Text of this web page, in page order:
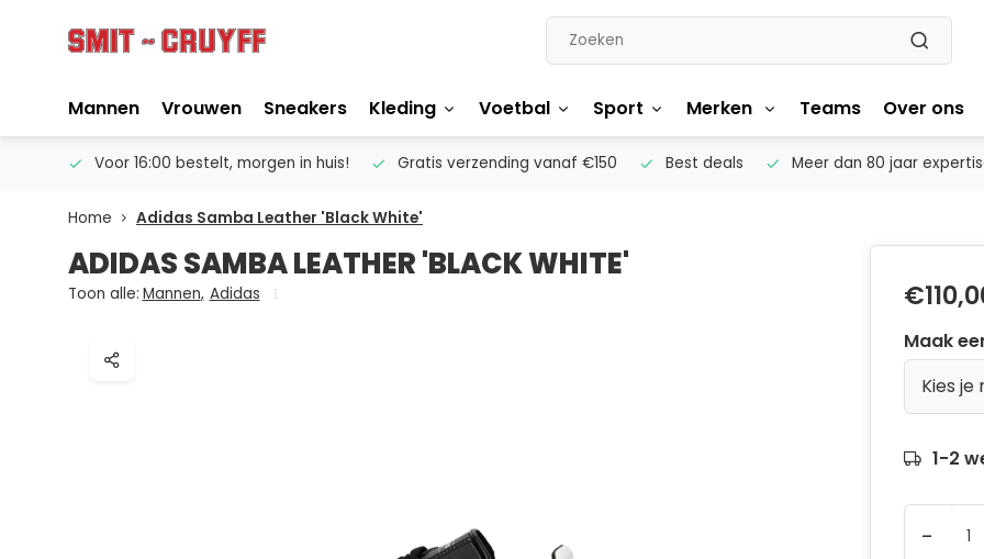
Mannen Vrouwen Sneakers Kleding Voetbal Sport Merken Teams Over ons
Voor 16:00 bestelt, morgen in huis! Gratis verzending vanaf €150 Best deals Meer dan 80 jaar
Home Adidas Samba Leather 'Black White'
ADIDAS SAMBA LEATHER 'BLACK WHITE'
Toon alle: Mannen, Adidas
Maak
Kies je
1-2
-